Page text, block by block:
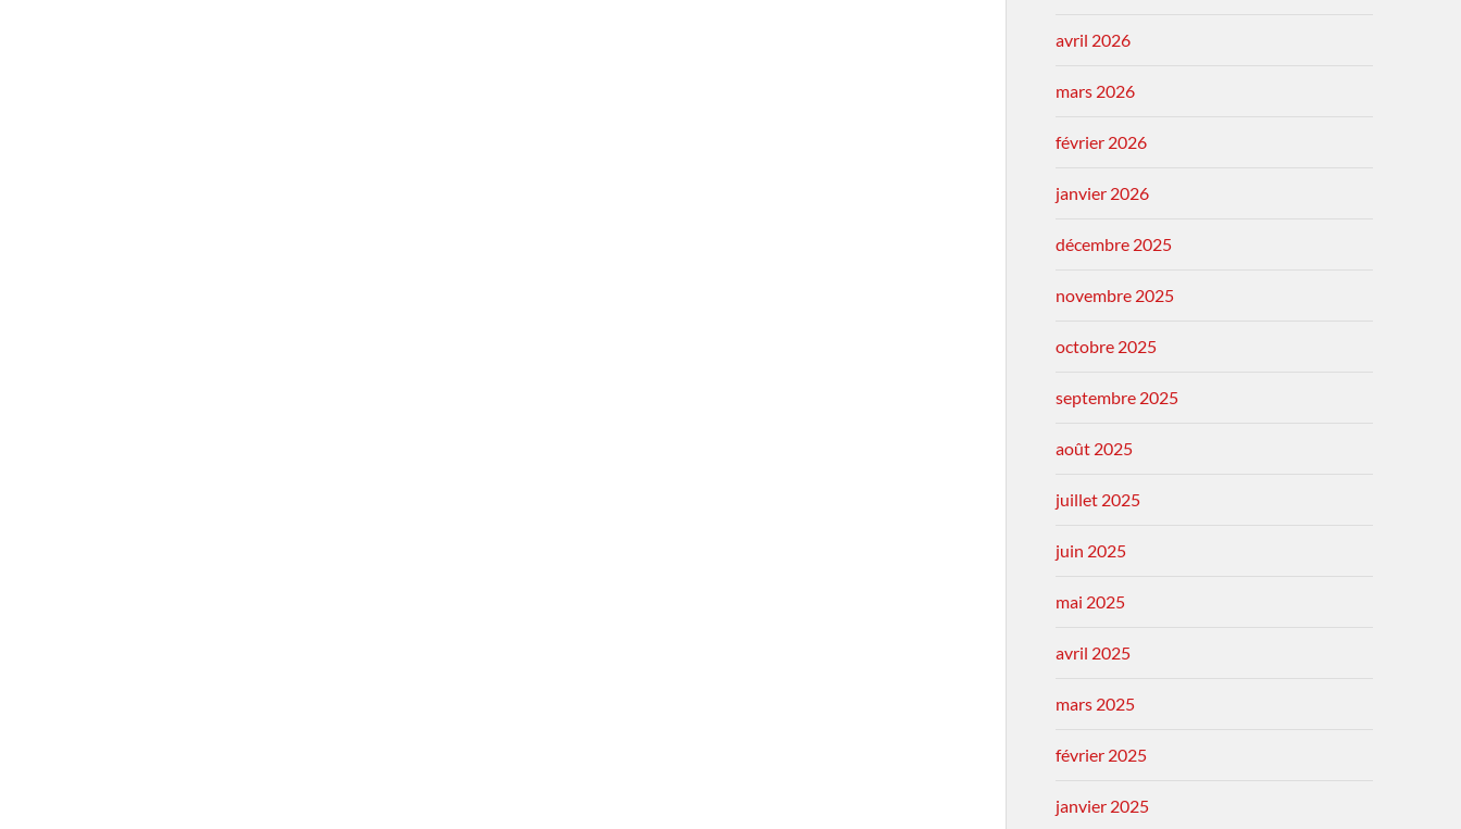
avril 2026
mars 2026
février 2026
janvier 2026
décembre 2025
novembre 2025
octobre 2025
septembre 2025
août 2025
juillet 2025
juin 2025
mai 2025
avril 2025
mars 2025
février 2025
janvier 2025